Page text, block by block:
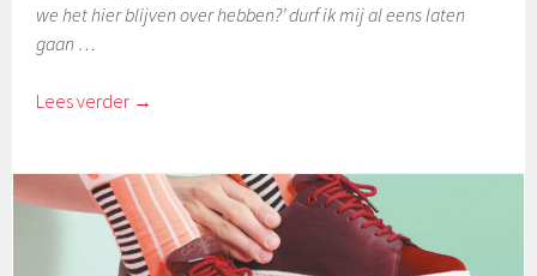
we het hier blijven over hebben?’ durf ik mij al eens laten
gaan …
Lees verder →